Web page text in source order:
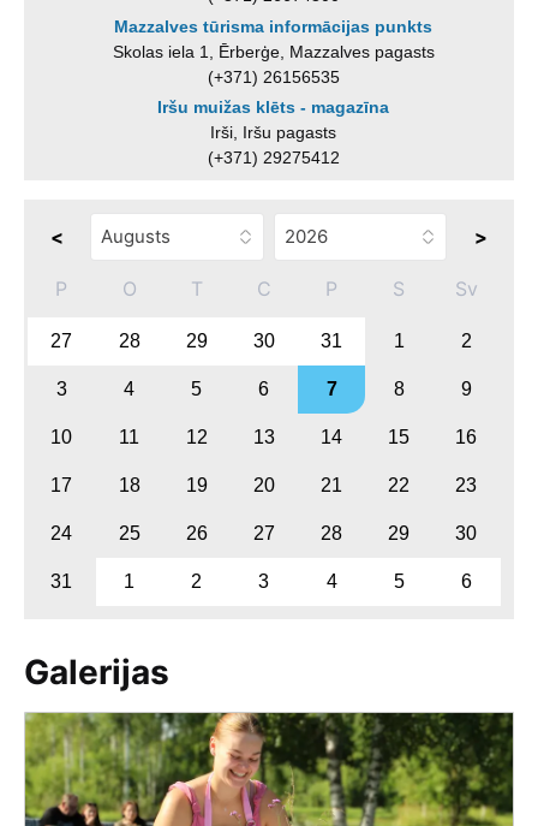
Mazzalves tūrisma informācijas punkts
Skolas iela 1, Ērberģe, Mazzalves pagasts
(+371) 26156535
Iršu muižas klēts - magazīna
Irši, Iršu pagasts
(+371) 29275412
< >
P O T C P S Sv
27 28 29 30 31 1 2
3 4 5 6 7 8 9
10 11 12 13 14 15 16
17 18 19 20 21 22 23
24 25 26 27 28 29 30
31 1 2 3 4 5 6
Galerijas